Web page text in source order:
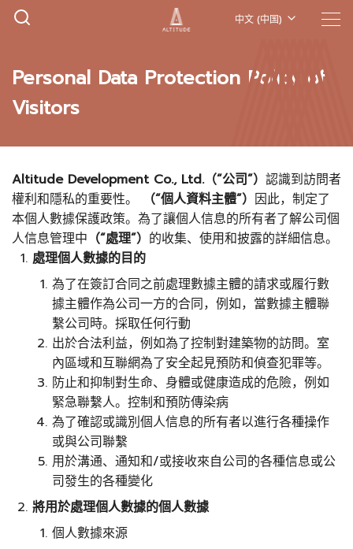
中文 (中国)
Personal Data Protection Policy of
Visitors
Altitude Development Co., Ltd.（“公司”） 認識到訪問者
權利和隱私的重要性。
（“個人資料主體”） 因此，制定了
本個人數據保護政策。為了讓個人信息的所有者了解公司個
人信息管理中 （“處理”） 的收集、使用和披露的詳細信息。
處理個人數據的目的
為了在簽訂合同之前處理數據主體的請求或履行數
據主體作為公司一方的合同，例如，當數據主體聯
繫公司時。採取任何行動
出於合法利益，例如為了控制對建築物的訪問。室
內區域和互聯網為了安全起見預防和偵查犯罪等。
防止和抑制對生命、身體或健康造成的危險，例如
緊急聯繫人。控制和預防傳染病
為了確認或識別個人信息的所有者以進行各種操作
或與公司聯繫
用於溝通、通知和/或接收來自公司的各種信息或公
司發生的各種變化
將用於處理個人數據的個人數據
個人數據來源